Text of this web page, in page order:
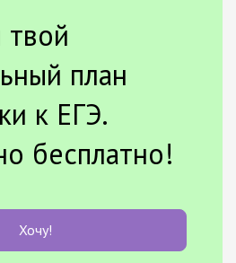
твой
план
к ЕГЭ.
бесплатно!
Хочу!